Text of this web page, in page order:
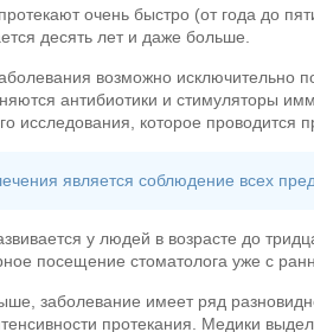
очень быстро (от года до
десять лет и даже больше.
возможно исключительно
антибиотики и стимуляторы
исследования, которое проводится
является соблюдение всех
у людей в возрасте до
посещение стоматолога уже с
заболевание имеет ряд
протекания. Медики